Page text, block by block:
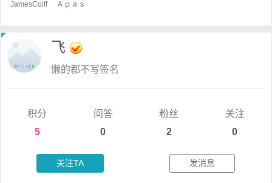
JamesCoiff Ａｐａｓ
飞
懒的都不写签名
积分
5
问答
0
粉丝
2
关注
0
关注TA 发消息